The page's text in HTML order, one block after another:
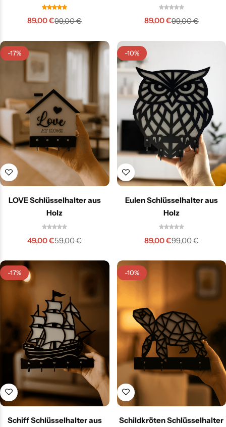
99,00€
89,00€ 99,00€
89,00€
-17%
LOVE Schlüsselhalter aus
Holz
59,00€
49,00€
-10%
Eulen Schlüsselhalter aus
Holz
99,00€
89,00€
-17%
Schiff Schlüsselhalter aus
-10%
Schildkröten Schlüsselhalter